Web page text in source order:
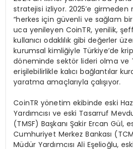
stratejisi izliyor. 2025’e girmeden
“herkes için güvenli ve sağlam
uca yenileyen CoinTR, yenilik,
kullanıcı odaklılık gibi değerler
kurumsal kimliğiyle Türkiye’de
döneminde sektör lideri olma ve
erişilebilirlikle kalıcı bağlantılar
yaratma amaçlarıyla çalışıyor.
CoinTR yönetim ekibinde eski
Yardımcısı ve eski Tasarruf
(TMSF) Başkanı Şakir Ercan Gül,
Cumhuriyet Merkez Bankası
Müdür Yardımcısı Ali Eşelioğlu,